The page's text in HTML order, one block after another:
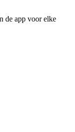
de app voor elke